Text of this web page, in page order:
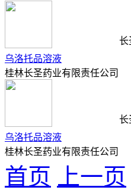
乌洛托品溶液
桂林长圣药业有限责任公司
长
乌洛托品溶液
桂林长圣药业有限责任公司
长
首页 上一页